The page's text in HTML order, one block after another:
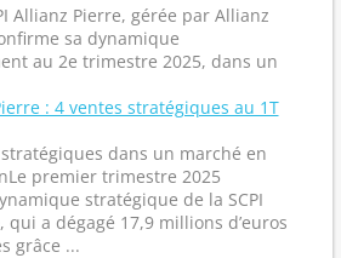
Allianz Pierre, gérée par Allianz
sa dynamique
au 2e trimestre 2025, dans un
: 4 ventes stratégiques au 1T
stratégiques dans un marché en
premier trimestre 2025
stratégique de la SCPI
qui a dégagé 17,9 millions d’euros
grâce ...